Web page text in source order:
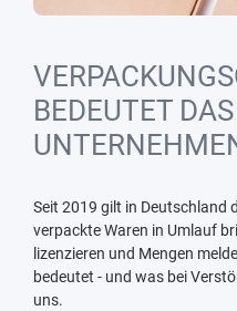
BEDEUTET
Seit 2019 gilt in Deutschland
verpackte Waren in Umlauf
lizenzieren und Mengen
bedeutet - und was bei
uns.